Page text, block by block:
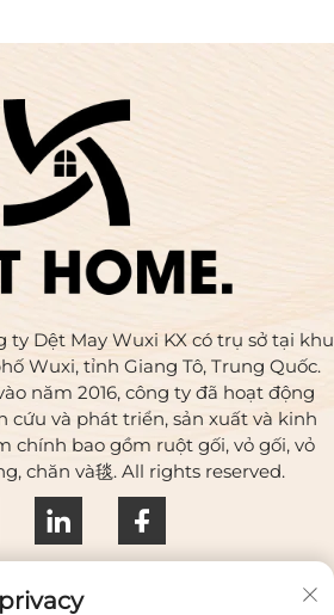
ty Dệt May Wuxi KX có trụ sở tại khu
Wuxi, tỉnh Giang Tô, Trung Quốc.
năm 2016, công ty đã hoạt động
cứu và phát triển, sản xuất và kinh
chính bao gồm ruột gối, vỏ gối, vỏ
chăn và毯. All rights reserved.
sách bảo mật